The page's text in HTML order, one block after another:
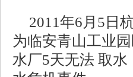
2011年6月5日
为临安青山工业
水厂5天无法 取